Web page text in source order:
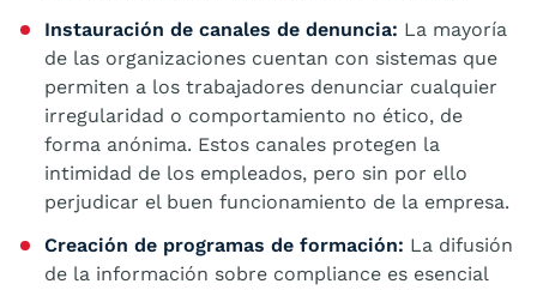
Instauración de canales de denuncia: La mayoría
de las organizaciones cuentan con sistemas que
permiten a los trabajadores denunciar cualquier
irregularidad o comportamiento no ético, de
forma anónima. Estos canales protegen la
intimidad de los empleados, pero sin por ello
perjudicar el buen funcionamiento de la empresa.
Creación de programas de formación: La difusión
de la información sobre compliance es esencial